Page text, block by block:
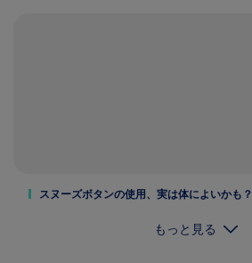
スヌーズボタンの使用、実は体によいかも？
もっと見る